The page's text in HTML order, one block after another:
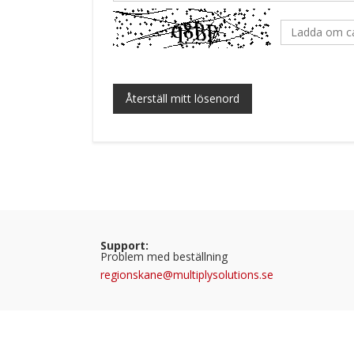
Ladda om
Återställ mitt lösenord
Support:
Problem med beställning
regionskane@multiplysolutions.se